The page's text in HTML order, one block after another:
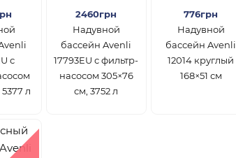
с
л
2460грн
Надувной
бассейн Avenli
17793EU с фильтр-
насосом 305×76
см, 3752 л
776грн
Надувной
бассейн Avenli
12014 круглый
168×51 см